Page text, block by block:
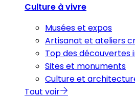
Culture à vivre
Musées et expos
Artisanat et ateliers
Top des découvertes
Sites et monuments
Culture et
Tout voir